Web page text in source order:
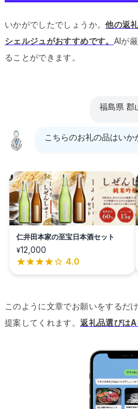
いかがでしたでしょうか。他の返
シェルジュがおすすめです。 AIが
ることができます。
福島県 郡
こちらのお礼の品はいか
仁井田本家の至宝日本酒セット
¥12,000
4.0
このように文章でお願いをするだ
提案してくれます。返礼品選びは